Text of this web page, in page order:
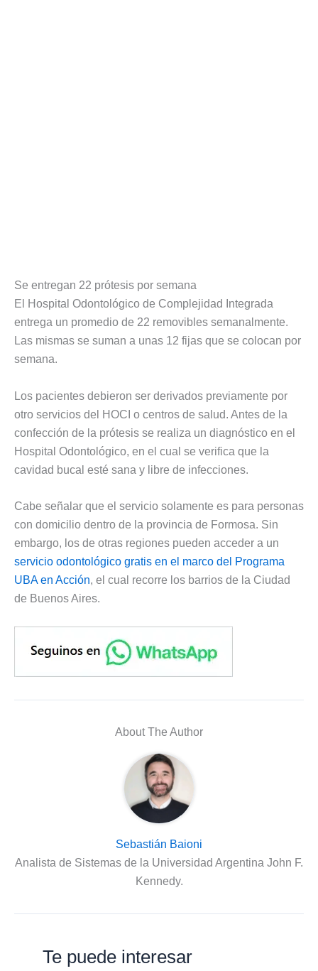
Se entregan 22 prótesis por semana
El Hospital Odontológico de Complejidad Integrada
entrega un promedio de 22 removibles semanalmente.
Las mismas se suman a unas 12 fijas que se colocan por
semana.
Los pacientes debieron ser derivados previamente por
otro servicios del HOCI o centros de salud. Antes de la
confección de la prótesis se realiza un diagnóstico en el
Hospital Odontológico, en el cual se verifica que la
cavidad bucal esté sana y libre de infecciones.
Cabe señalar que el servicio solamente es para personas
con domicilio dentro de la provincia de Formosa. Sin
embargo, los de otras regiones pueden acceder a un
servicio odontológico gratis en el marco del Programa
UBA en Acción, el cual recorre los barrios de la Ciudad
de Buenos Aires.
About The Author
Sebastián Baioni
Analista de Sistemas de la Universidad Argentina John F.
Kennedy.
Te puede interesar